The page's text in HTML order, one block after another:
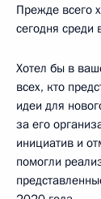
Прежде всего
сегодня среди
Хотел бы в
всех, кто
идеи для
за его
инициатив и
помогли